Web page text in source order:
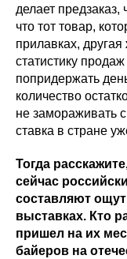
делает
что тот товар,
прилавках,
статистику
попридержать
количество
не замораживать
ставка в стране
Тогда
сейчас
составляют
выставках. Кто
пришел на их
байеров на